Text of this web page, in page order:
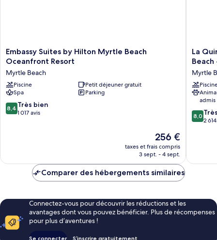
Embassy
Suites
Hilton
Myrtle
Beach
Oceanfront
Resort
Embassy Suites by Hilton Myrtle Beach
Oceanfront Resort
Myrtle Beach
Piscine
Petit déjeuner gratuit
Spa
Parking
8.4
sur
8,4 Très bien
1 017 avis
Le
nouveau
prix
de
256 €
taxes et frais compris
3 sept. - 4 sept.
La
Quinta
&
Suites
by
Myrtle
Beach
Myrtle
La
Beach
Myrtle
admis
8.0
sur
8,0
2
Comparer des hébergements similaires
Connectez-vous pour découvrir les réductions et les
avantages dont vous pouvez bénéficier. Plus de récompenses
pour plus d’aventures !
Se connecter S’inscrire gratuitement